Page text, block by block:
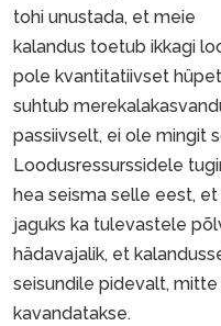
tohi unustada, et meie
kalandus toetub ikkagi
pole kvantitatiivset
suhtub
passiivselt, ei ole mingit
Loodusressurssidele
hea seisma selle eest,
jaguks ka tulevastele
hädavajalik, et
seisundile pidevalt, mitte
kavandatakse.